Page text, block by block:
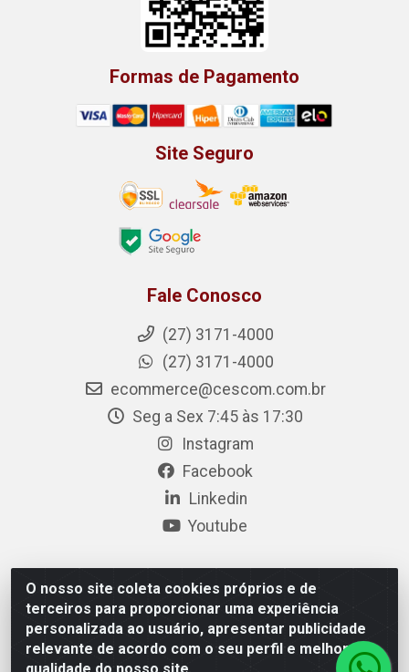
O nosso site coleta cookies próprios e de
terceiros para proporcionar uma experiência
personalizada ao usuário, apresentar publicidade
relevante de acordo com o seu perfil e melhorar a
Formas de Pagamento
Site Seguro
Fale Conosco
(27) 3171-4000
(27) 3171-4000
ecommerce@cescom.com.br
Seg a Sex 7:45 às 17:30
Instagram
Facebook
Linkedin
Youtube
Cescom Distribuidor - Rodovia BR 101, Km 163, S/N –
Rio Quartel, Linhares/ES – CEP 29.900-983 – CNPJ
27.724.509/0001-33